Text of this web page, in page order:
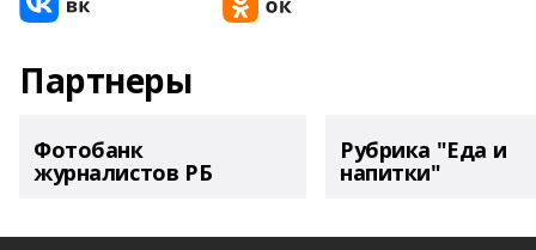
Партнеры
Фотобанк
журналистов РБ
Рубрика "Еда и
напитки"